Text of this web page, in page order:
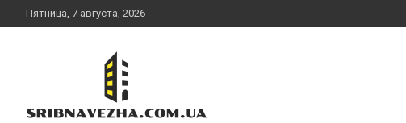
to
Пятница, 7 августа, 2026